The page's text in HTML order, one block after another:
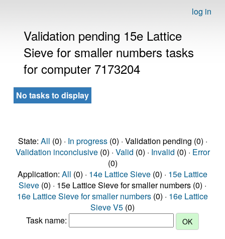
log in
Validation pending 15e Lattice
Sieve for smaller numbers tasks
for computer 7173204
No tasks to display
State: All (0) · In progress(0) · Validation pending (0) ·
Validation inconclusive(0) · Valid (0) · Invalid (0) · Error
(0)
Application: All (0) · 14e Lattice Sieve (0) · 15e Lattice
Sieve (0) · 15e Lattice Sieve for smaller numbers (0) ·
16e Lattice Sieve for smaller numbers (0) · 16e Lattice
Sieve V5 (0)
Task name: